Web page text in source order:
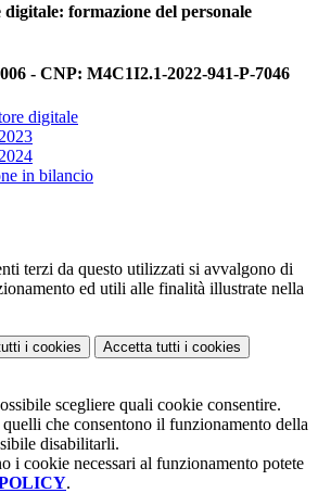
formazione del personale
- CNP: M4C1I2.1-2022-941-P-7046
digitale
in bilancio
terzi da questo utilizzati si avvalgono di
ed utili alle finalità illustrate nella
i cookies Accetta tutti i cookies
scegliere quali cookie consentire.
che consentono il funzionamento della
disabilitarli.
i cookie necessari al funzionamento potete
.